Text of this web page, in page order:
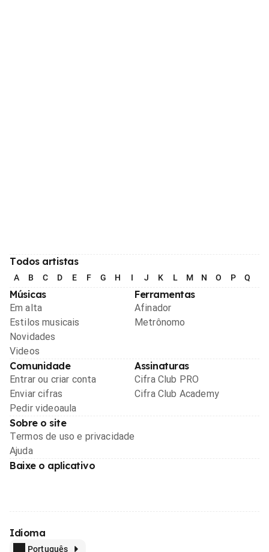
Todos artistas
A B C D E F G H I J K L M N O P Q
Músicas
Em alta
Estilos musicais
Novidades
Videos
Ferramentas
Afinador
Metrônomo
Comunidade
Entrar ou criar conta
Enviar cifras
Pedir videoaula
Assinaturas
Cifra Club PRO
Cifra Club Academy
Sobre o site
Termos de uso e privacidade
Ajuda
Baixe o aplicativo
Idioma
Português